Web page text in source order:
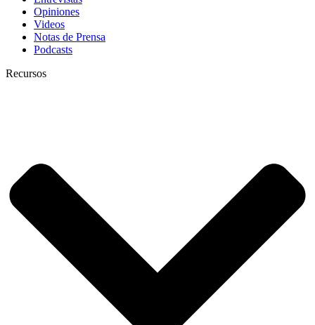
Opiniones
Videos
Notas de Prensa
Podcasts
Recursos